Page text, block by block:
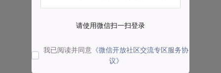
请使用微信扫一扫登录
我已阅读并同意 《微信开放社区交流专区服务协
议》